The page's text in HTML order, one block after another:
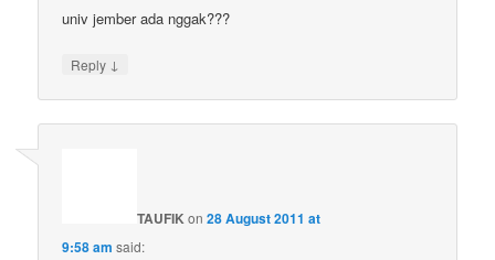
univ jember ada nggak???
Reply ↓
TAUFIK on28 August 2011 at
9:58 am said: